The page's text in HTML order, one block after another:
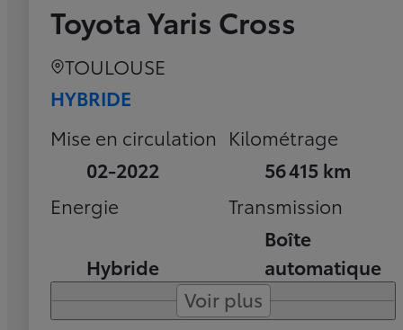
Toyota Yaris Cross
TOULOUSE
HYBRIDE
Mise en circulation
02-2022
Kilométrage
56 415 km
Energie
Hybride
Transmission
Boîte
automatique
Voir plus